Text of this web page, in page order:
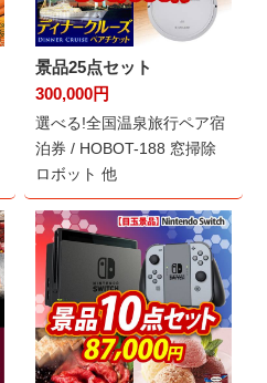
景品25点セット
300,000円
選べる!全国温泉旅行ペア宿
泊券 / HOBOT-188 窓掃除
ロボット 他